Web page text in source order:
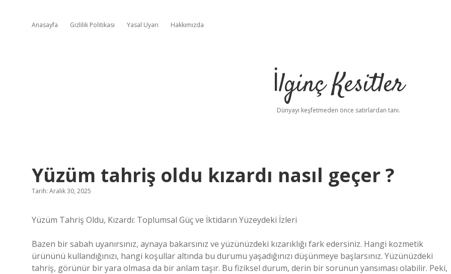
Anasayfa Gizlilik Politikası Yasal Uyarı Hakkımızda
İlginç Kesitler
Dünyayı keşfetmeden önce satırlardan tanı.
Yüzüm tahriş oldu kızardı nasıl geçer ?
Tarih: Aralık 30, 2025
Yüzüm Tahriş Oldu, Kızardı: Toplumsal Güç ve İktidarın Yüzeydeki İzleri
Bazen bir sabah uyanırsınız, aynaya bakarsınız ve yüzünüzdeki kızarıklığı fark edersiniz. Hangi kozmetik
ürününü kullandığınızı, hangi koşullar altında bu durumu yaşadığınızı düşünmeye başlarsınız. Yüzünüzdeki
tahriş, görünür bir yara olmasa da bir anlam taşır. Bu fiziksel durum, derin bir sorunun yansıması olabilir. Peki,